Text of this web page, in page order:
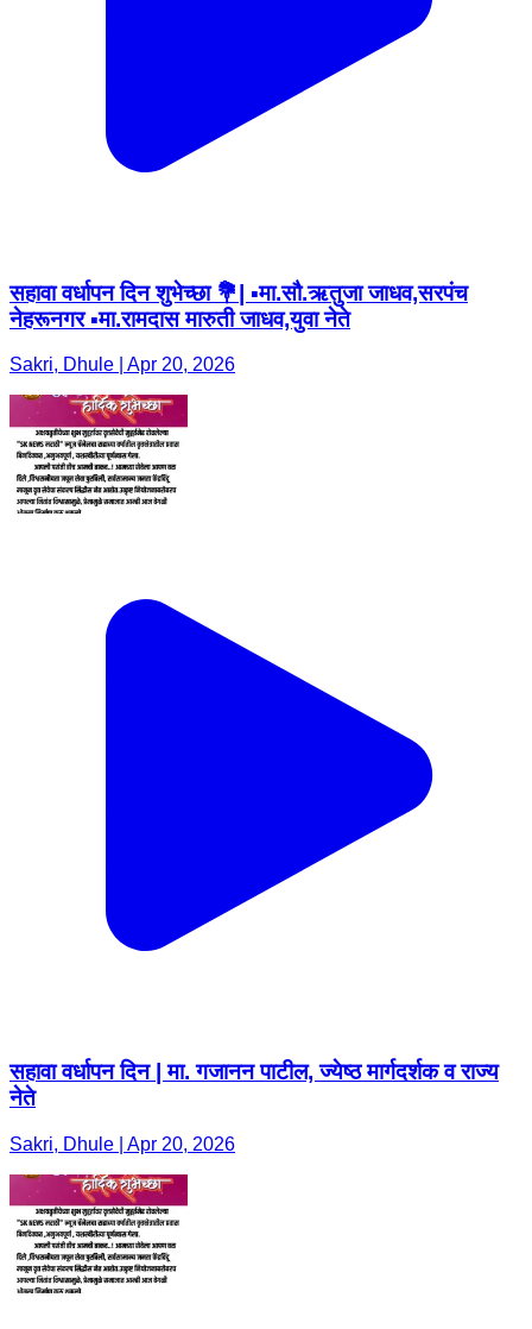
सहावा वर्धापन दिन शुभेच्छा 💐| ▪️मा.सौ.ऋतुजा जाधव,सरपंच
नेहरूनगर ▪️मा.रामदास मारुती जाधव,युवा नेते
Sakri, Dhule | Apr 20, 2026
सहावा वर्धापन दिन | मा. गजानन पाटील, ज्येष्ठ मार्गदर्शक व राज्य
नेते
Sakri, Dhule | Apr 20, 2026